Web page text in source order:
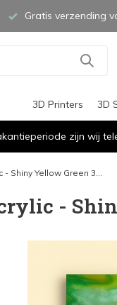
Gratis verzending
3D Printers 3D
zijn wij
- Shiny Yellow Green 3...
-